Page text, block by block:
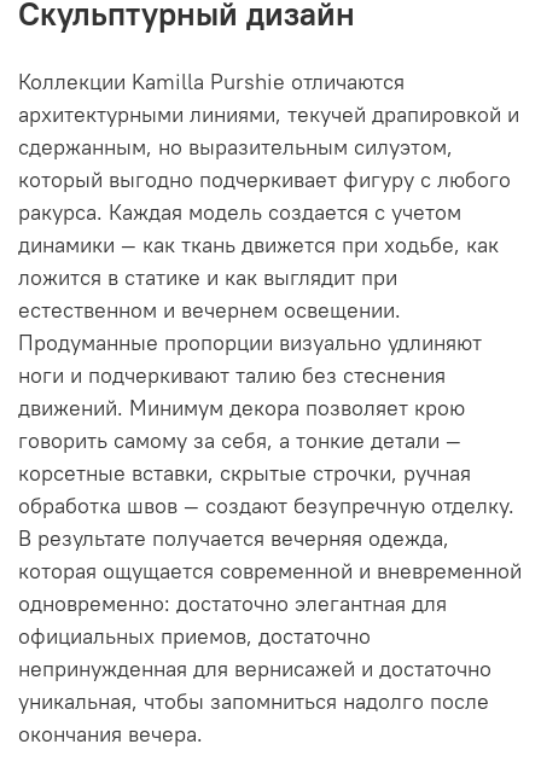
Скульптурный дизайн
Коллекции Kamilla Purshie отличаются
архитектурными линиями, текучей драпировкой и
сдержанным, но выразительным силуэтом,
который выгодно подчеркивает фигуру с любого
ракурса. Каждая модель создается с учетом
динамики — как ткань движется при ходьбе, как
ложится в статике и как выглядит при
естественном и вечернем освещении.
Продуманные пропорции визуально удлиняют
ноги и подчеркивают талию без стеснения
движений. Минимум декора позволяет крою
говорить самому за себя, а тонкие детали —
корсетные вставки, скрытые строчки, ручная
обработка швов — создают безупречную отделку.
В результате получается вечерняя одежда,
которая ощущается современной и вневременной
одновременно: достаточно элегантная для
официальных приемов, достаточно
непринужденная для вернисажей и достаточно
уникальная, чтобы запомниться надолго после
окончания вечера.